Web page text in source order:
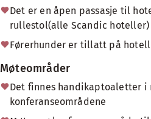
Det er en åpen passasje til
rullestol(alle Scandic hoteller)
Førerhunder er tillatt på
Møteområder
Det finnes handikaptoaletter i
konferanseområdene